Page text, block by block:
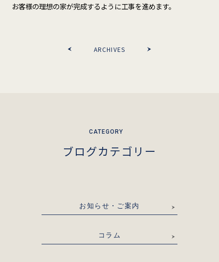
お客様の理想の家が完成するように工事を進めます。
ARCHIVES
ブログカテゴリー
お知らせ・ご案内
コラム